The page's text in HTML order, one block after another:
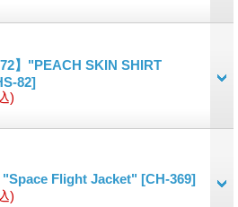
】"PEACH SKIN SHIRT
82]
)
"Space Flight Jacket" [CH-369]
)